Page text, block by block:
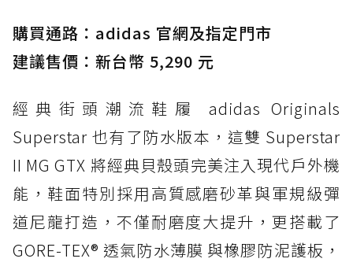
防水鞋推薦 3. Nike Dunk Low GORE-TEX：
經典 Dunk 輪廓加上防水科技，雨天穿搭帥度不
打折
防水鞋推薦 4. ASICS TRABUCO 14 GTX：搭
載 GORE-TEX 隱形貼合科技，全方位防水神鞋
防水鞋推薦 5. Salomon XT-6 GORE-TEX：潮
人必備山系鞋王！防滑、防水與街頭顏值一次攻
頂
防水鞋推薦 6. HOKA Stinson Evo GTX：越野
復刻厚底，GORE-TEX 防水與增高神器一次滿
購買通路：adidas 官網及指定門市
建議售價：新台幣 5,290 元
經典街頭潮流鞋履 adidas Originals
Superstar 也有了防水版本，這雙 Superstar
II MG GTX 將經典貝殼頭完美注入現代戶外機
能，鞋面特別採用高質感磨砂革與軍規級彈
道尼龍打造，不僅耐磨度大提升，更搭載了
GORE-TEX® 透氣防水薄膜 與橡膠防泥護板，